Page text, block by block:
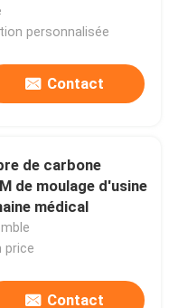
personnalisée
Contact
de carbone
de moulage d'usine
médical
price
Contact